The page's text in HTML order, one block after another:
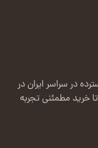
در سراسر ایران در
خرید مطمئنی تجربه